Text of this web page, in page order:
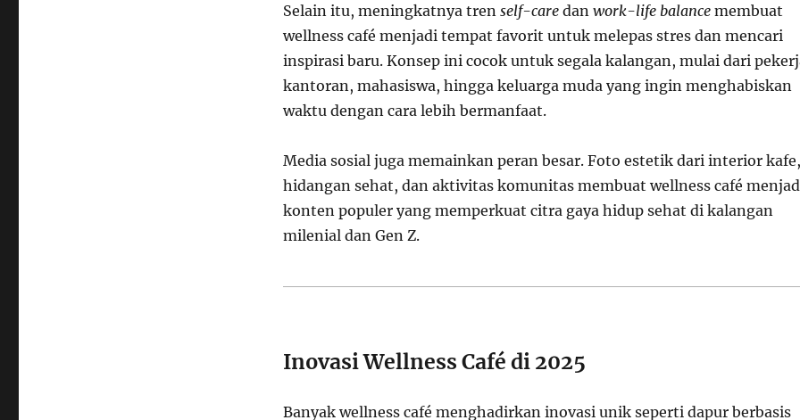
Selain itu, meningkatnya tren self-caredan work-life balancemembuat
wellness café menjadi tempat favorit untuk melepas stres dan mencari
inspirasi baru. Konsep ini cocok untuk segala kalangan, mulai dari
kantoran, mahasiswa, hingga keluarga muda yang ingin menghabiskan
waktu dengan cara lebih bermanfaat.
Media sosial juga memainkan peran besar. Foto estetik dari interior kafe,
hidangan sehat, dan aktivitas komunitas membuat wellness café
konten populer yang memperkuat citra gaya hidup sehat di kalangan
milenial dan Gen Z.
Inovasi Wellness Café di 2025
Banyak wellness café menghadirkan inovasi unik seperti dapur berbasis